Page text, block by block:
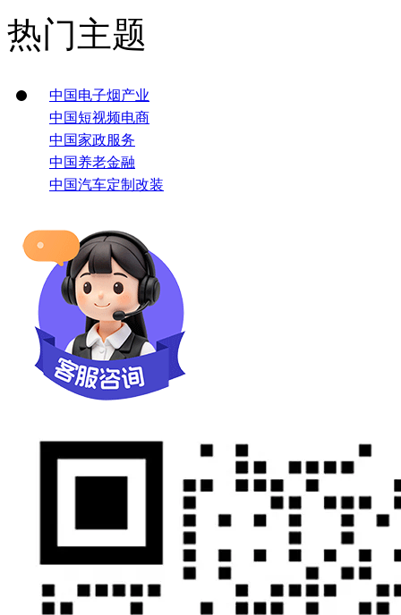
热门主题
中国电子烟产业
中国短视频电商
中国家政服务
中国养老金融
中国汽车定制改装